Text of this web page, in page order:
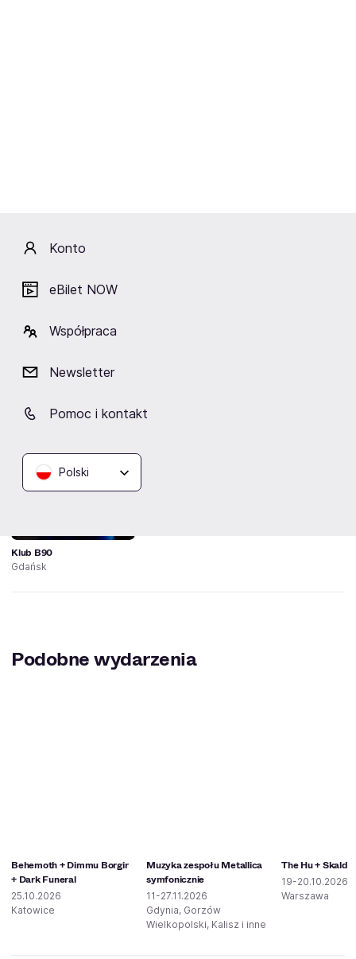
Konto
eBilet NOW
Współpraca
Newsletter
Pomoc i kontakt
Polski
Artyści
Belzebong
Klub B90
Gdańsk
Podobne wydarzenia
Behemoth + Dimmu Borgir
+ Dark Funeral
25.10.2026
Katowice
Muzyka zespołu Metallica
symfonicznie
11-27.11.2026
Gdynia, Gorzów
Wielkopolski, Kalisz i inne
The Hu + Skald
19-20.10.2026
Warszawa